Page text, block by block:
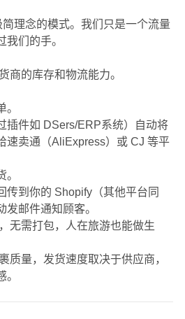
简理念的模式。我们只是一个流量
我们的手。
商的库存和物流能力。
插件如 DSers/ERP系统）自动将
速卖通（AliExpress）或 CJ 等平
。
传到你的 Shopify（其他平台同
发邮件通知顾客。
无需打包，人在旅游也能做生
质量，发货速度取决于供应商，